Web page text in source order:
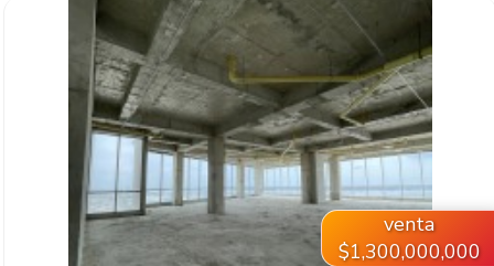
VER INMUEBLE
venta
$1,300,000,000